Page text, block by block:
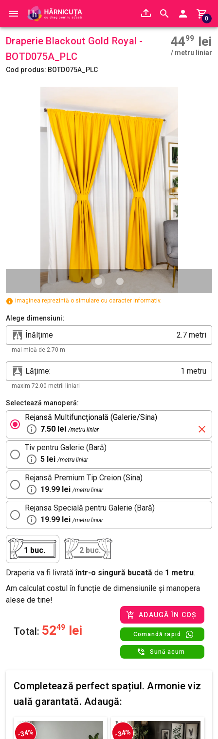
0
Draperie Blackout Gold Royal -
BOTD075A_PLC
Cod produs: BOTD075A_PLC
4499 lei
/ metru liniar
imaginea reprezintă o simulare cu caracter informativ.
Alege dimensiuni:
Înălțime metri
mai mică de 2.70 m
Lățime: metru
maxim 72.00 metrii liniari
Selectează manoperă:
Rejansă Multifuncțională (Galerie/Sina)
7.50 lei /metru liniar
Tiv pentru Galerie (Bară)
5 lei /metru liniar
Rejansă Premium Tip Creion (Sina)
19.99 lei /metru liniar
Rejansa Specială pentru Galerie (Bară)
19.99 lei /metru liniar
1 buc. 2 buc.
Draperia va fi livratăîntr-o singură bucată de 1 metru.
Am calculat costul în funcție de dimensiunile și manopera
alese de tine!
Total: 5249 lei
ADAUGĂ ÎN COȘ
Comandă rapid
Sună acum
Completează perfect spațiul. Armonie viz
uală garantată. Adaugă:
-34% -34%